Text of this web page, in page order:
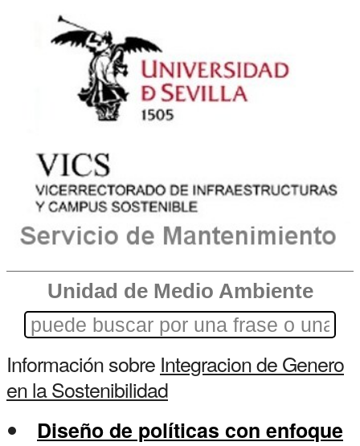
Unidad de Medio Ambiente
Información sobre Integracion de Genero
en la Sostenibilidad
Diseño de políticas con enfoque